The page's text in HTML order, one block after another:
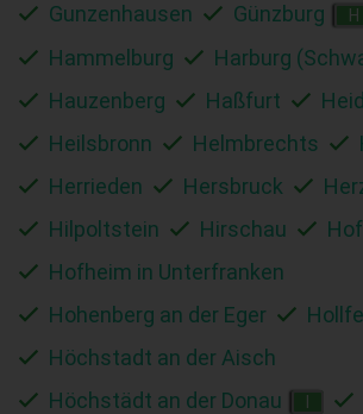
Gunzenhausen Günzburg H
Hammelburg
Harburg
Hauzenberg
Haßfurt
Heilsbronn
Helmbrechts
Herrieden
Hersbruck
Hilpoltstein
Hirschau
Hof
Hofheim in Unterfranken
Hohenberg an der Eger
Höchstadt an der Aisch
Höchstädt an der Donau